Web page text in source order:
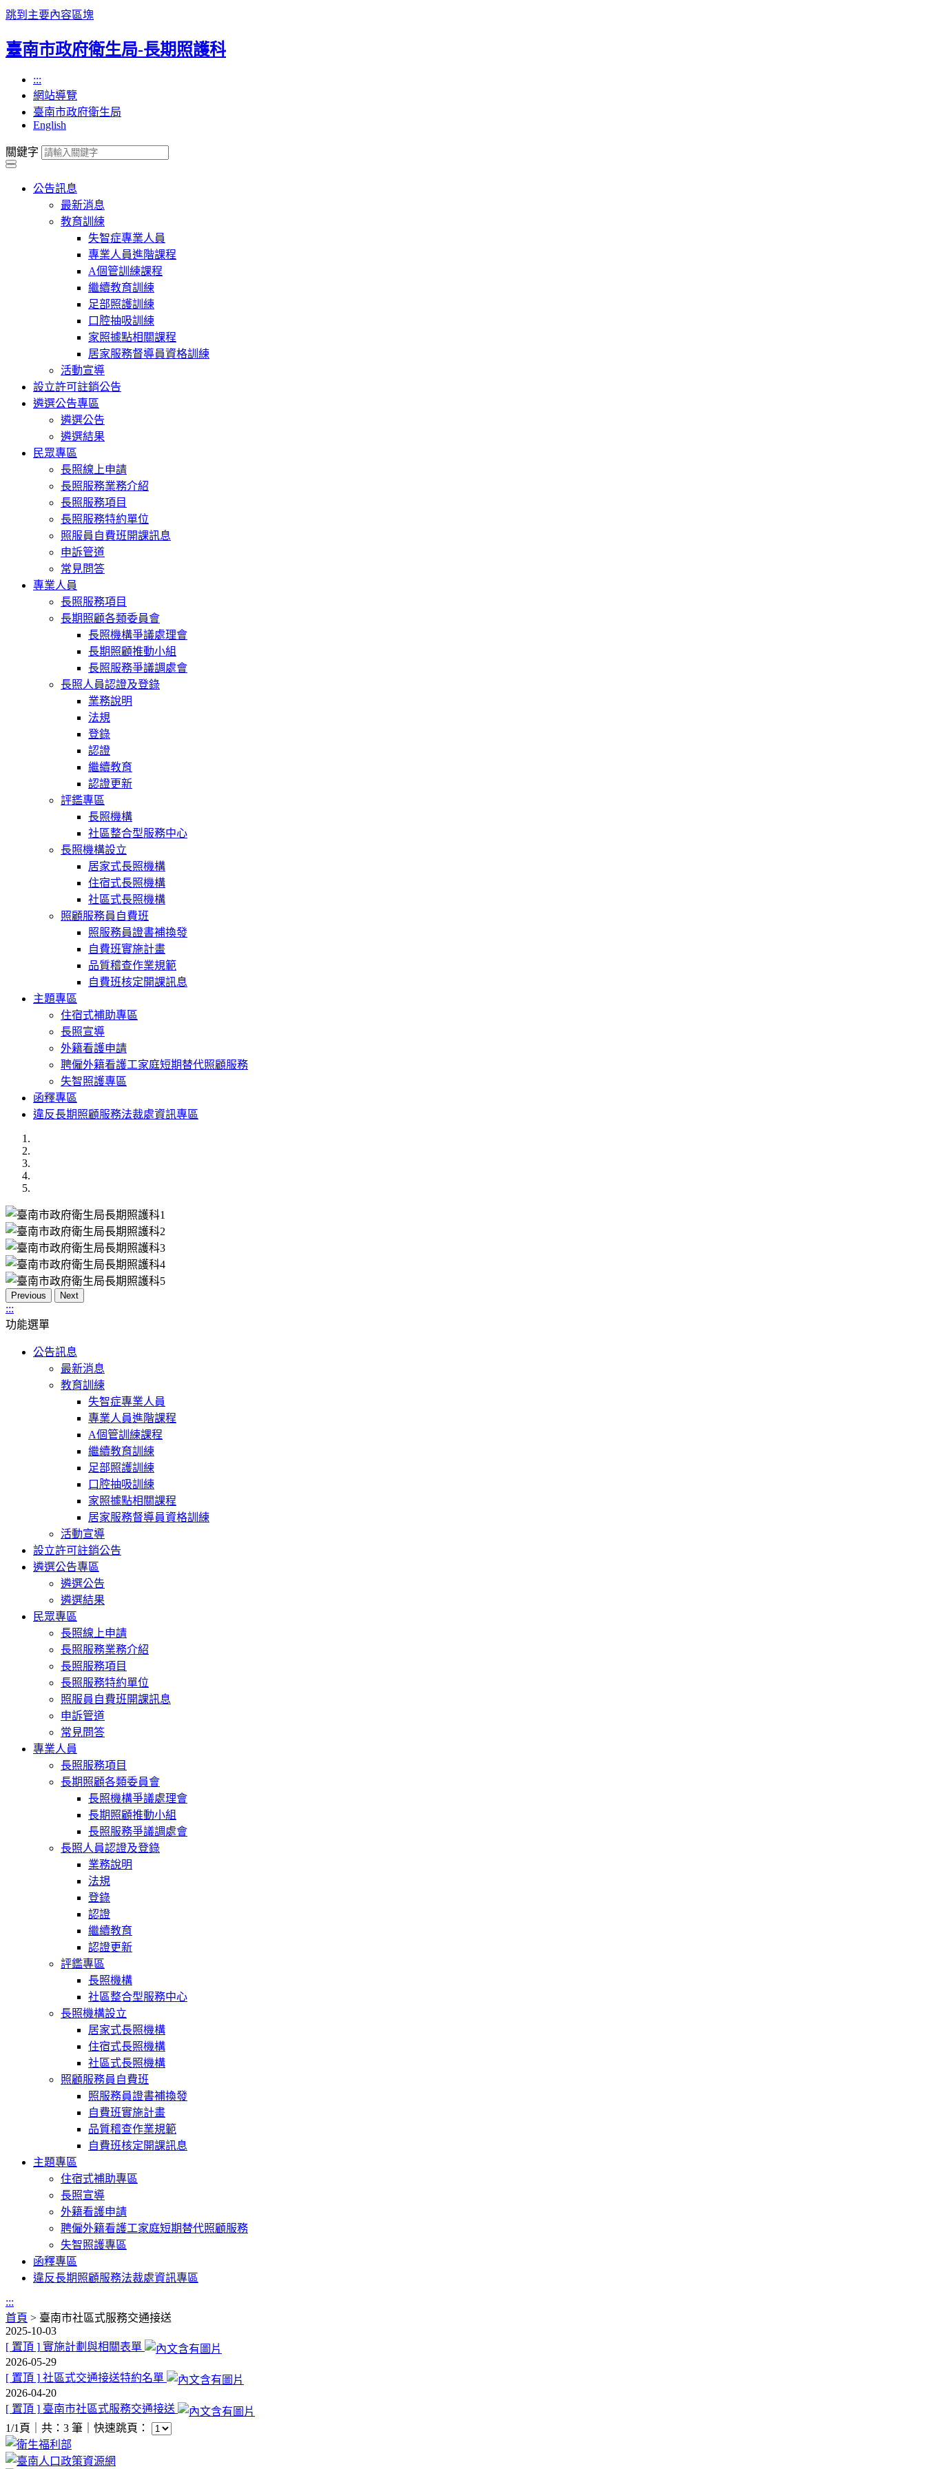
跳到主要內容區塊
臺南市政府衛生局-長期照護科
:::
網站導覽
臺南市政府衛生局
English
關鍵字
公告訊息
最新消息
教育訓練
失智症專業人員
專業人員進階課程
A個管訓練課程
繼續教育訓練
足部照護訓練
口腔抽吸訓練
家照據點相關課程
居家服務督導員資格訓練
活動宣導
設立許可註銷公告
遴選公告專區
遴選公告
遴選結果
民眾專區
長照線上申請
長照服務業務介紹
長照服務項目
長照服務特約單位
照服員自費班開課訊息
申訴管道
常見問答
專業人員
長照服務項目
長期照顧各類委員會
長照機構爭議處理會
長期照顧推動小組
長照服務爭議調處會
長照人員認證及登錄
業務說明
法規
登錄
認證
繼續教育
認證更新
評鑑專區
長照機構
社區整合型服務中心
長照機構設立
居家式長照機構
住宿式長照機構
社區式長照機構
照顧服務員自費班
照服務員證書補換發
自費班實施計畫
品質稽查作業規範
自費班核定開課訊息
主題專區
住宿式補助專區
長照宣導
外籍看護申請
聘僱外籍看護工家庭短期替代照顧服務
失智照護專區
函釋專區
違反長期照顧服務法裁處資訊專區
Previous Next
:::
功能選單
公告訊息
最新消息
教育訓練
失智症專業人員
專業人員進階課程
A個管訓練課程
繼續教育訓練
足部照護訓練
口腔抽吸訓練
家照據點相關課程
居家服務督導員資格訓練
活動宣導
設立許可註銷公告
遴選公告專區
遴選公告
遴選結果
民眾專區
長照線上申請
長照服務業務介紹
長照服務項目
長照服務特約單位
照服員自費班開課訊息
申訴管道
常見問答
專業人員
長照服務項目
長期照顧各類委員會
長照機構爭議處理會
長期照顧推動小組
長照服務爭議調處會
長照人員認證及登錄
業務說明
法規
登錄
認證
繼續教育
認證更新
評鑑專區
長照機構
社區整合型服務中心
長照機構設立
居家式長照機構
住宿式長照機構
社區式長照機構
照顧服務員自費班
照服務員證書補換發
自費班實施計畫
品質稽查作業規範
自費班核定開課訊息
主題專區
住宿式補助專區
長照宣導
外籍看護申請
聘僱外籍看護工家庭短期替代照顧服務
失智照護專區
函釋專區
違反長期照顧服務法裁處資訊專區
:::
首頁 > 臺南市社區式服務交通接送
2025-10-03
[ 置頂 ] 實施計劃與相關表單
2026-05-29
[ 置頂 ] 社區式交通接送特約名單
2026-04-20
[ 置頂 ] 臺南市社區式服務交通接送
1/1頁｜共：3 筆｜ 快速跳頁：